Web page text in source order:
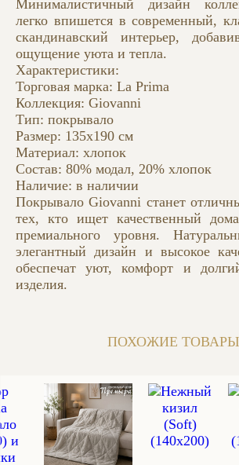
Минималистичный дизайн
легко впишется в современный,
скандинавский интерьер,
ощущение уюта и тепла.
Характеристики:
Торговая марка: La Prima
Коллекция: Giovanni
Тип: покрывало
Размер: 135x190 см
Материал: хлопок
Состав: 80% модал, 20% хлопок
Наличие: в наличии
Покрывало Giovanni станет
тех, кто ищет качественный
премиального уровня.
элегантный дизайн и высокое
обеспечат уют, комфорт и
изделия.
ПОХОЖИЕ